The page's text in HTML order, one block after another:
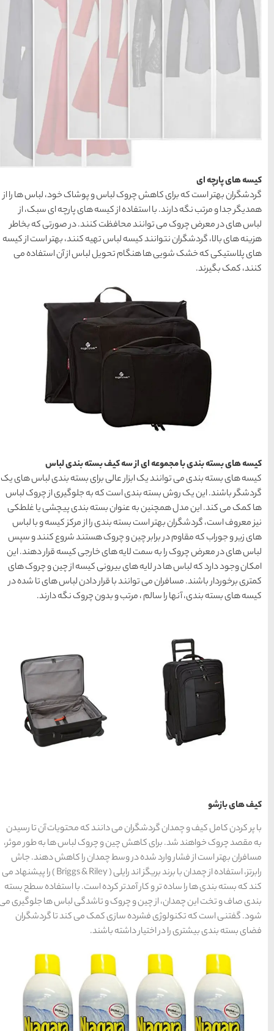
و پوشاک خود، لباس ها را از
های پارچه ای سبک، از
کنند. در صورتی که بخاطر
تهیه کنند، بهتر است از کیسه
لباس از آن استفاده می
بسته بندی لباس
برای بسته بندی لباس های یک
به جلوگیری از چروک لباس
بندی پیچشی یا غلطکی
را از مرکز کیسه و با لباس
هستند شروع کنند و سپس
کیسه قرار دهند. این
کیسه از چین و چروک های
دادن لباس های تا شده در
چروک نگه دارند.
که محتویات آن تا رسیدن
لباس ها به طور موثر،
چمدان را کاهش دهند. جاش
رابرتز، استفاده از چمدان با برند بریگز اند رایلی ( Briggs & Riley ) را پیشنهاد می
است. با استفاده سطح بسته
تاشدگی لباس ها جلوگیری می
می کند تا گردشگران
طبیعت
(132)
غذا و خوراک
مناطق خاص و رومانتیک
(65)
هتل ها(701)
محبوب
ترین
ها
آخرین
مقالات
منتخب
سردبیر
سرزمین موج های آبی
شهر چادگان اصفهان
1403-06-13
15 غذای کره ای
خوشمزه
معرفی بکرترین
سواحل دیدنی بوشهر
1402-11-24
خلیج عربی یا خلیج
فارس؟
1402-12-20
1402-09-22
سرزمین موج های آبی
مشهد
شهر چادگان اصفهان
خوشمزه
معرفی بکرترین
سواحل دیدنی بوشهر
خلیج عربی یا خلیج
فارس؟
قوم کرمانج و کردهای
خراسان